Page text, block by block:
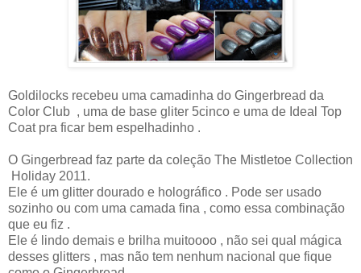
Goldilocks recebeu uma camadinha do Gingerbread da
Color Club , uma de base gliter 5cinco e uma de Ideal Top
Coat pra ficar bem espelhadinho .
O Gingerbread faz parte da coleção The Mistletoe Collection
Holiday 2011.
Ele é um glitter dourado e holográfico . Pode ser usado
sozinho ou com uma camada fina , como essa combinação
que eu fiz .
Ele é lindo demais e brilha muitoooo , não sei qual mágica
desses glitters , mas não tem nenhum nacional que fique